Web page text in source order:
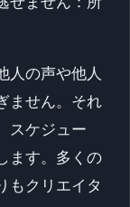
人の声や他人
ません。それ
スケジュー
ます。多くの
もクリエイタ